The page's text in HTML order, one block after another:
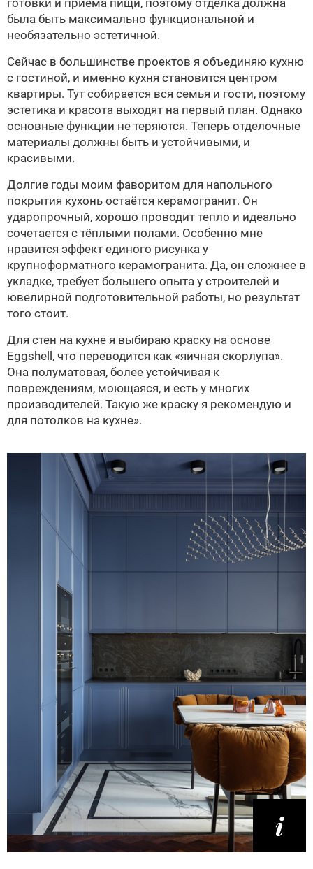
готовки и приёма пищи, поэтому отделка должна
была быть максимально функциональной и
необязательно эстетичной.
Сейчас в большинстве проектов я объединяю кухню
с гостиной, и именно кухня становится центром
квартиры. Тут собирается вся семья и гости, поэтому
эстетика и красота выходят на первый план. Однако
основные функции не теряются. Теперь отделочные
материалы должны быть и устойчивыми, и
красивыми.
Долгие годы моим фаворитом для напольного
покрытия кухонь остаётся керамогранит. Он
ударопрочный, хорошо проводит тепло и идеально
сочетается с тёплыми полами. Особенно мне
нравится эффект единого рисунка у
крупноформатного керамогранита. Да, он сложнее в
укладке, требует большего опыта у строителей и
ювелирной подготовительной работы, но результат
того стоит.
Для стен на кухне я выбираю краску на основе
Eggshell, что переводится как «яичная скорлупа».
Она полуматовая, более устойчивая к
повреждениям, моющаяся, и есть у многих
производителей. Такую же краску я рекомендую и
для потолков на кухне».